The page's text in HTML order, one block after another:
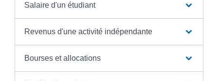
Salaire d'un étudiant
Revenus d'une activité indépendante
Bourses et allocations